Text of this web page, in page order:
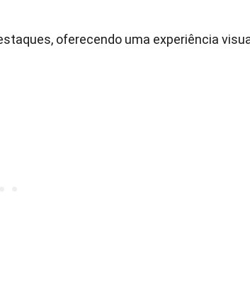
oferecendo uma experiência